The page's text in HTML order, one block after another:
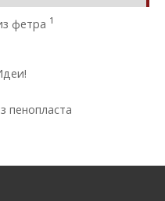
фетра 1
пенопласта